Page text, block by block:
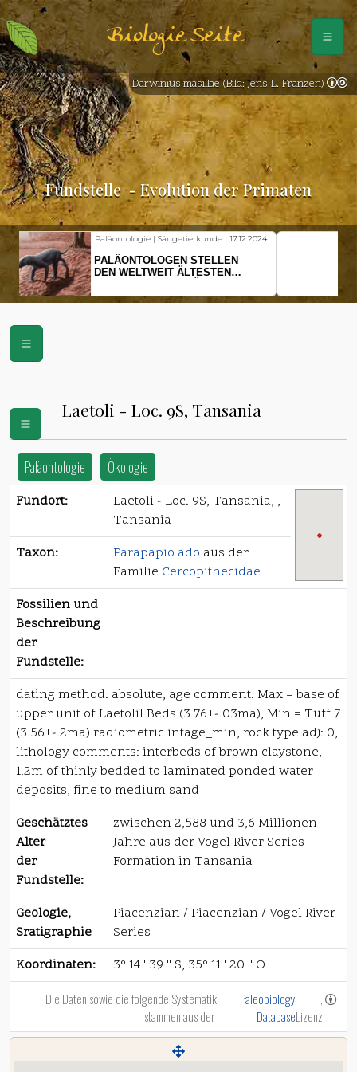
Biologie Seite
Fundstelle - Evolution der Primaten
Fischkunde | Klimawandel |18.11.2024
KLIMAWANDEL SETZT
HERINGSLARVEN UNTER
Darwinius masillae (Bild: Jens L. Franzen)
Laetoli - Loc. 9S, Tansania
Paläontologie Ökologie
Fundort:
Laetoli - Loc. 9S, Tansania, ,
Tansania
Taxon:
Parapapio ado aus der
Familie Cercopithecidae
Fossilien und
Beschreibung
der
Fundstelle:
dating method: absolute, age comment: Max = base of
upper unit of Laetolil Beds (3.76+-.03ma), Min = Tuff 7
(3.56+-.2ma) radiometric intage_min, rock type adj: 0,
lithology comments: interbeds of brown claystone,
1.2m of thinly bedded to laminated ponded water
deposits, fine to medium sand
Geschätztes
Alter
der
Fundstelle:
zwischen 2,588 und 3,6 Millionen
Jahre aus der Vogel River Series
Formation in Tansania
Geologie,
Sratigraphie
Piacenzian / Piacenzian / Vogel River
Series
Koordinaten:
3° 14 ' 39 '' S, 35° 11 ' 20 '' O
Die Daten sowie die folgende Systematik
stammen aus der
Paleobiology
Database
,
Lizenz